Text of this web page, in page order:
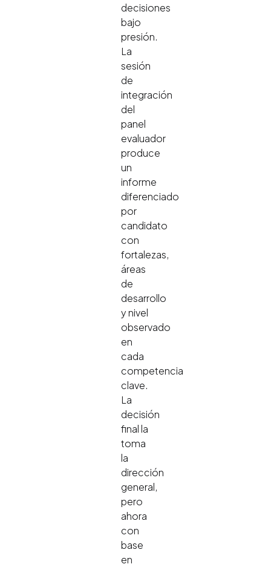
decisiones
bajo
presión.
La
sesión
de
integración
del
panel
evaluador
produce
un
informe
diferenciado
por
candidato
con
fortalezas,
áreas
de
desarrollo
y nivel
observado
en
cada
competencia
clave.
La
decisión
final la
toma
la
dirección
general,
pero
ahora
con
base
en